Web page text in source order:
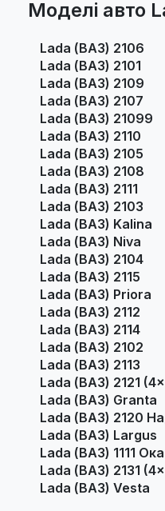
Моделі авто
Lada (ВАЗ) 2106
Lada (ВАЗ) 2101
Lada (ВАЗ) 2109
Lada (ВАЗ) 2107
Lada (ВАЗ) 21099
Lada (ВАЗ) 2110
Lada (ВАЗ) 2105
Lada (ВАЗ) 2108
Lada (ВАЗ) 2111
Lada (ВАЗ) 2103
Lada (ВАЗ) Kalina
Lada (ВАЗ) Niva
Lada (ВАЗ) 2104
Lada (ВАЗ) 2115
Lada (ВАЗ) Priora
Lada (ВАЗ) 2112
Lada (ВАЗ) 2114
Lada (ВАЗ) 2102
Lada (ВАЗ) 2113
Lada (ВАЗ) 2121
Lada (ВАЗ) Granta
Lada (ВАЗ) 2120
Lada (ВАЗ) Largus
Lada (ВАЗ) 1111 Ока
Lada (ВАЗ) 2131
Lada (ВАЗ) Vesta